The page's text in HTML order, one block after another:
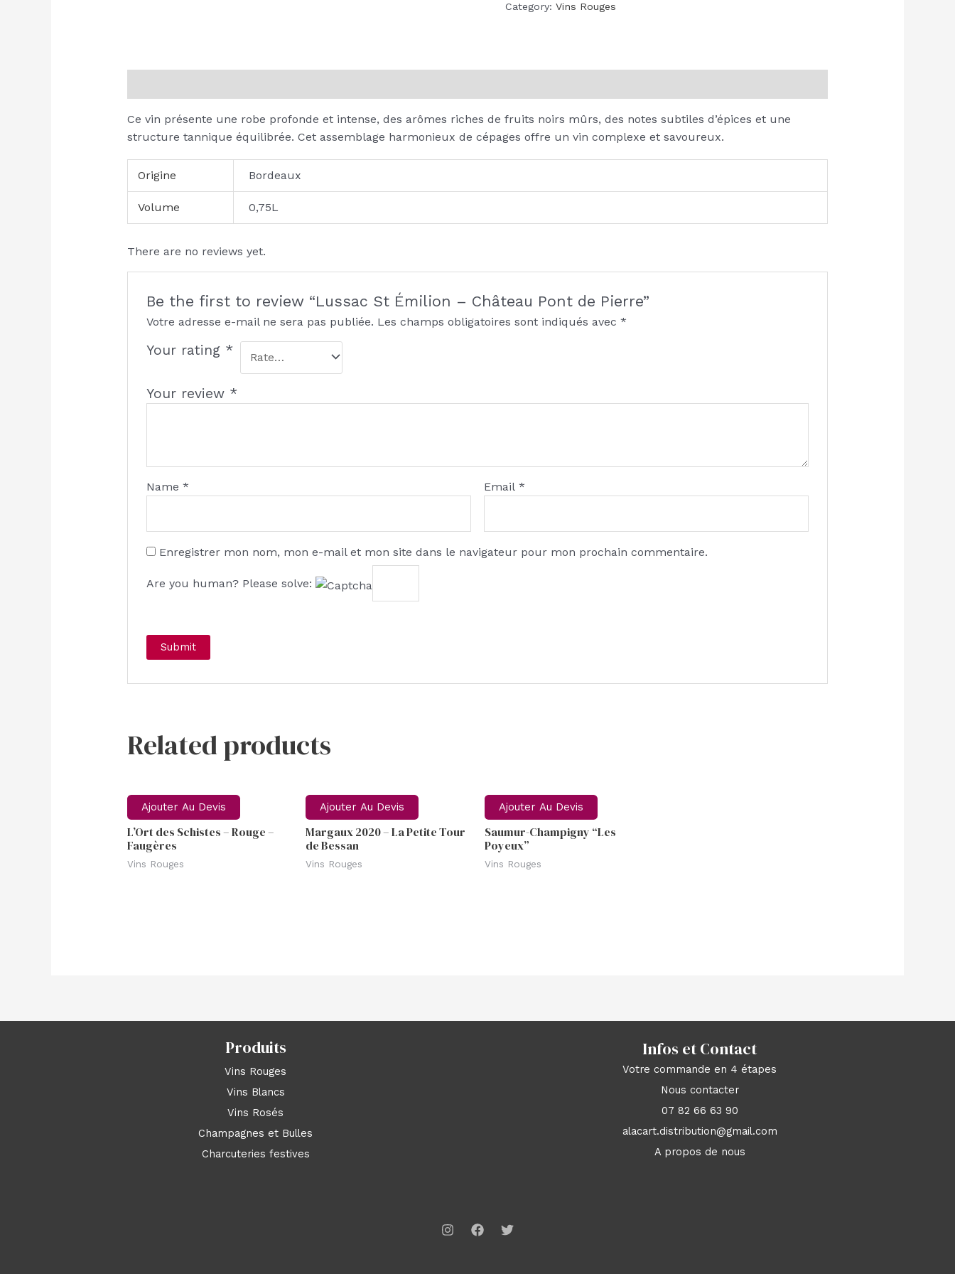
quantity
Category:Vins Rouges
Ce vin présente une robe profonde et intense, des arômes riches de fruits noirs mûrs, des notes subtiles d’épices et une
structure tannique équilibrée. Cet assemblage harmonieux de cépages offre un vin complexe et savoureux.
Origine Bordeaux
Volume 0,75L
There are no reviews yet.
Be the first to review “Lussac St Émilion – Château Pont de Pierre”
Votre adresse e-mail ne sera pas publiée. Les champs obligatoires sont indiqués avec*
Your rating *
Your review *
Name* Email*
Enregistrer mon nom, mon e-mail et mon site dans le navigateur pour mon prochain commentaire.
Are you human? Please solve:
Related products
Ajouter Au Devis
L’Ort des Schistes – Rouge –
Faugères
Vins Rouges
Ajouter Au Devis
Margaux 2020 – La Petite Tour
de Bessan
Vins Rouges
Ajouter Au Devis
Saumur-Champigny “Les
Poyeux”
Vins Rouges
Produits
Vins Rouges
Vins Blancs
Vins Rosés
Champagnes et Bulles
Charcuteries festives
Infos et Contact
Votre commande en 4 étapes
Nous contacter
07 82 66 63 90
alacart.distribution@gmail.com
A propos de nous